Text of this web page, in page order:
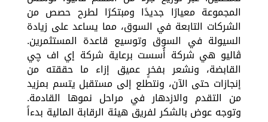
المجموعة معيارًا جديدًا ومبتكرًا لطرح حصص من
الشركات التابعة في السوق، مما يساعد على زيادة
السيولة في السوق وتوسيع قاعدة المستثمرين.
ڤاليو هي شركة أُسست برعاية شركة إي اف چي
القابضة، ونشعر بفخرٍ عميق إزاء ما حققته من
إنجازات حتى الآن، ونتطلع إلى مستقبل يتسم بمزيد
من التقدم والازدهار في مراحل نموها القادمة.
وتوجه عوض بالشكر لفريق هيئة الرقابة المالية بدءاً